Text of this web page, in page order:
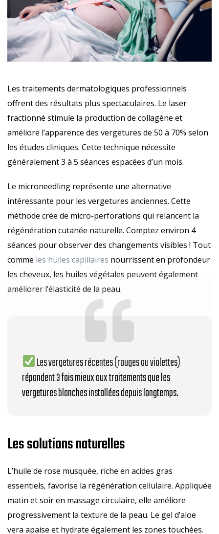
Les traitements dermatologiques professionnels
offrent des résultats plus spectaculaires. Le laser
fractionné stimule la production de collagène et
améliore l’apparence des vergetures de 50 à 70% selon
les études cliniques. Cette technique nécessite
généralement 3 à 5 séances espacées d’un mois.
Le microneedling représente une alternative
intéressante pour les vergetures anciennes. Cette
méthode crée de micro-perforations qui relancent la
régénération cutanée naturelle. Comptez environ 4
séances pour observer des changements visibles ! Tout
comme les huiles capillaires nourrissent en profondeur
les cheveux, les huiles végétales peuvent également
améliorer l’élasticité de la peau.
Les vergetures récentes (rouges ou violettes)
répondent 3 fois mieux aux traitements que les
vergetures blanches installées depuis longtemps.
Les solutions naturelles
L’huile de rose musquée, riche en acides gras
essentiels, favorise la régénération cellulaire. Appliquée
matin et soir en massage circulaire, elle améliore
progressivement la texture de la peau. Le gel d’aloe
vera apaise et hydrate également les zones touchées.